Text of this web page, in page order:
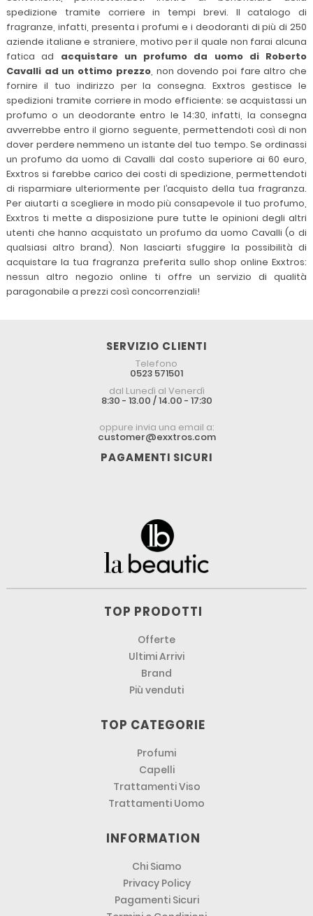
spedizione tramite corriere in tempi brevi. Il catalogo di
fragranze, infatti, presenta i profumi e i deodoranti di più di 250
aziende italiane e straniere, motivo per il quale non farai alcuna
fatica ad acquistare un profumo da uomo di Roberto
Cavalli ad un ottimo prezzo, non dovendo poi fare altro che
fornire il tuo indirizzo per la consegna. Exxtros gestisce le
spedizioni tramite corriere in modo efficiente: se acquistassi un
profumo o un deodorante entro le 14:30, infatti, la consegna
avverrebbe entro il giorno seguente, permettendoti così di non
dover perdere nemmeno un istante del tuo tempo. Se ordinassi
un profumo da uomo di Cavalli dal costo superiore ai 60 euro,
Exxtros si farebbe carico dei costi di spedizione, permettendoti
di risparmiare ulteriormente per l’acquisto della tua fragranza.
Per aiutarti a scegliere in modo più consapevole il tuo profumo,
Exxtros ti mette a disposizione pure tutte le opinioni degli altri
utenti che hanno acquistato un profumo da uomo Cavalli (o di
qualsiasi altro brand). Non lasciarti sfuggire la possibilità di
acquistare la tua fragranza preferita sullo shop online Exxtros:
nessun altro negozio online ti offre un servizio di qualità
paragonabile a prezzi così concorrenziali!
SERVIZIO CLIENTI
Telefono
0523 571501
dal Lunedì al Venerdì
8:30 - 13.00 / 14.00 - 17:30
oppure invia una email a:
customer@exxtros.com
PAGAMENTI SICURI
TOP PRODOTTI
Offerte
Ultimi Arrivi
Brand
Più venduti
TOP CATEGORIE
Profumi
Capelli
Trattamenti Viso
Trattamenti Uomo
INFORMATION
Chi Siamo
Privacy Policy
Pagamenti Sicuri